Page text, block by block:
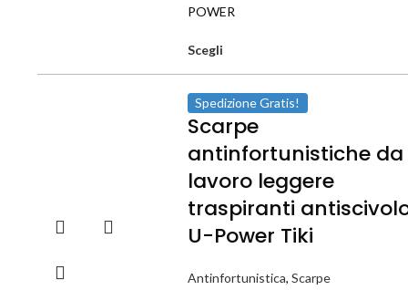
POWER
Scegli
Spedizione Gratis!
Scarpe
antinfortunistiche da
lavoro leggere
traspiranti
U-Power Tiki
Antinfortunistica, Scarpe